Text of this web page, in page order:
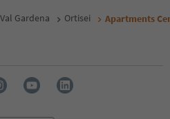
Gardena Ortisei Apartments